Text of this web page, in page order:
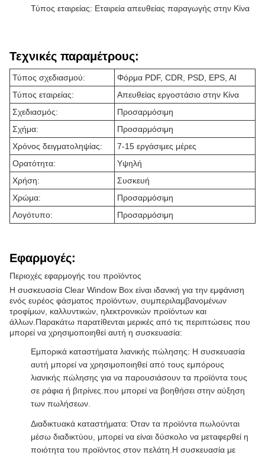
Τύπος εταιρείας: Εταιρεία απευθείας παραγωγής στην Κίνα
Τεχνικές παραμέτρους:
Τύπος σχεδιασμού:
Φόρμα PDF, CDR, PSD, EPS, AI
Τύπος εταιρείας:
Απευθείας εργοστάσιο στην Κίνα
Σχεδιασμός:
Προσαρμόσιμη
Σχήμα:
Προσαρμόσιμη
Χρόνος δειγματοληψίας:
7-15 εργάσιμες μέρες
Ορατότητα:
Υψηλή
Χρήση:
Συσκευή
Χρώμα:
Προσαρμόσιμη
Λογότυπο:
Προσαρμόσιμη
Εφαρμογές:
Περιοχές εφαρμογής του προϊόντος
Η συσκευασία Clear Window Box είναι ιδανική για την εμφάνιση
ενός ευρέος φάσματος προϊόντων, συμπεριλαμβανομένων
τροφίμων, καλλυντικών, ηλεκτρονικών προϊόντων και
άλλων.Παρακάτω παρατίθενται μερικές από τις περιπτώσεις που
μπορεί να χρησιμοποιηθεί αυτή η συσκευασία:
Εμπορικά καταστήματα λιανικής πώλησης: Η συσκευασία
αυτή μπορεί να χρησιμοποιηθεί από τους εμπόρους
λιανικής πώλησης για να παρουσιάσουν τα προϊόντα τους
σε ράφια ή βιτρίνες.που μπορεί να βοηθήσει στην αύξηση
των πωλήσεων.
Διαδικτυακά καταστήματα: Όταν τα προϊόντα πωλούνται
μέσω διαδικτύου, μπορεί να είναι δύσκολο να μεταφερθεί η
ποιότητα του προϊόντος στον πελάτη.Η συσκευασία με